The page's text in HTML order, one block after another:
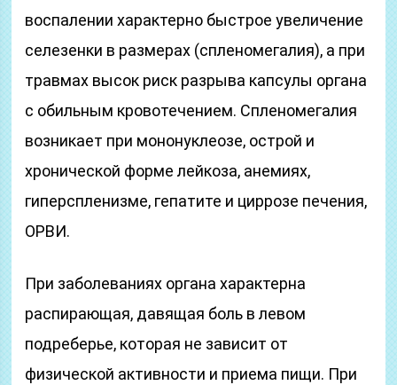
воспалении характерно быстрое увеличение
селезенки в размерах (спленомегалия), а при
травмах высок риск разрыва капсулы органа
с обильным кровотечением. Спленомегалия
возникает при мононуклеозе, острой и
хронической форме лейкоза, анемиях,
гиперспленизме, гепатите и циррозе печения,
ОРВИ.
При заболеваниях органа характерна
распирающая, давящая боль в левом
подреберье, которая не зависит от
физической активности и приема пищи. При